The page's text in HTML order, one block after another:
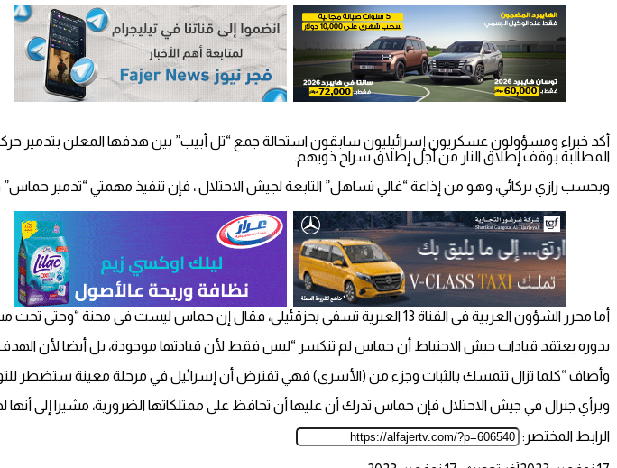
أكد خبراء ومسؤولون عسكريون إسرائيليون سابقون استحالة جمع “تل أبيب” بين هدفها المعلن بتدمير
المطالبة بوقف إطلاق النار من أجل إطلاق سراح ذويهم.
وبحسب رازي بركائي، وهو من إذاعة “غالي تساهل” التابعة لجيش الاحتلال ، فإن تنفيذ مهمتي “تدمير حماس”
أما محرر الشؤون العربية في القناة 13 العبرية تسفي يحزقئيلي، فقال إن حماس ليست في محنة “وحتى تحت مستشفى الشفاء الطبي لن تجد القيادات الكبيرة هناك”.
بدوره يعتقد قيادات جيش الاحتياط أن حماس لم تنكسر “ليس فقط لأن قيادتها موجودة، بل أيضا لأن
وأضاف “كلما تزال تتمسك بالثبات وجزء من (الأسرى) فهي تفترض أن إسرائيل في مرحلة معينة ستضطر
وبرأي جنرال في جيش الاحتلال فإن حماس تدرك أن عليها أن تحافظ على ممتلكاتها الضرورية، مشيرا إلى أنها
الرابط المختصر: